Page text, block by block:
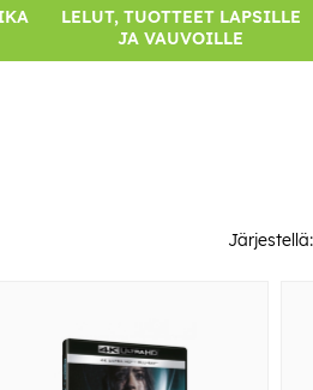
LELUT, TUOTTEET LAPSILLE
JA VAUVOILLE
Järjestellä: